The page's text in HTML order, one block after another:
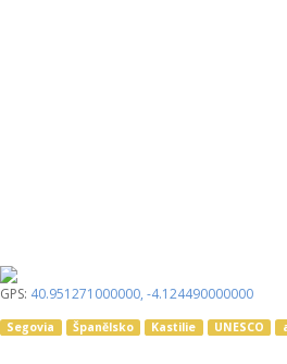
GPS: 40.951271000000, -4.124490000000
Segovia Španělsko Kastilie UNESCO